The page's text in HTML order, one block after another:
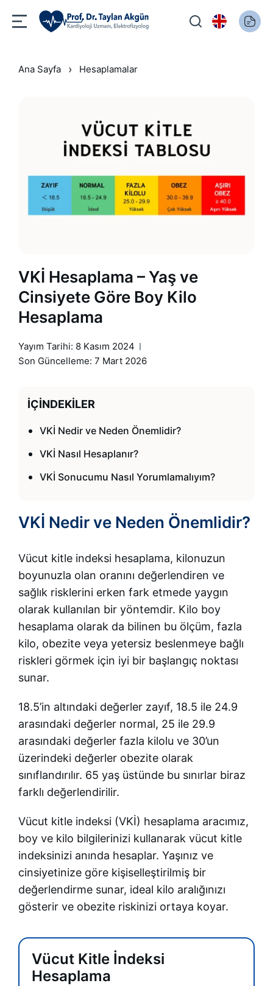
Ana Sayfa › Hesaplamalar
VKİ Hesaplama – Yaş ve
Cinsiyete Göre Boy Kilo
Hesaplama
Yayım Tarihi: 8 Kasım 2024
Son Güncelleme: 7 Mart 2026
İÇINDEKILER
VKİ Nedir ve Neden Önemlidir?
VKİ Nasıl Hesaplanır?
VKİ Sonucumu Nasıl Yorumlamalıyım?
VKİ Nedir ve Neden Önemlidir?
Vücut kitle indeksi hesaplama, kilonuzun
boyunuzla olan oranını değerlendiren ve
sağlık risklerini erken fark etmede yaygın
olarak kullanılan bir yöntemdir. Kilo boy
hesaplama olarak da bilinen bu ölçüm, fazla
kilo, obezite veya yetersiz beslenmeye bağlı
riskleri görmek için iyi bir başlangıç noktası
sunar.
18.5’in altındaki değerler zayıf, 18.5 ile 24.9
arasındaki değerler normal, 25 ile 29.9
arasındaki değerler fazla kilolu ve 30’un
üzerindeki değerler obezite olarak
sınıflandırılır. 65 yaş üstünde bu sınırlar biraz
farklı değerlendirilir.
Vücut kitle indeksi (VKİ) hesaplama aracımız,
boy ve kilo bilgilerinizi kullanarak vücut kitle
indeksinizi anında hesaplar. Yaşınız ve
cinsiyetinize göre kişiselleştirilmiş bir
değerlendirme sunar, ideal kilo aralığınızı
gösterir ve obezite riskinizi ortaya koyar.
Vücut Kitle İndeksi
Hesaplama